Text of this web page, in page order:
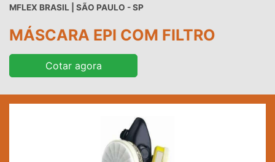
MFLEX BRASIL | SÃO PAULO - SP
MÁSCARA EPI COM FILTRO
Cotar agora